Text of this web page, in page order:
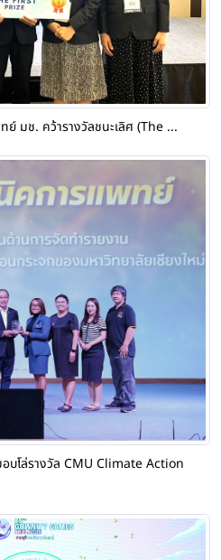
มช. คว้ารางวัลชนะเลิศ (The ...
บโล่รางวัล CMU Climate Action